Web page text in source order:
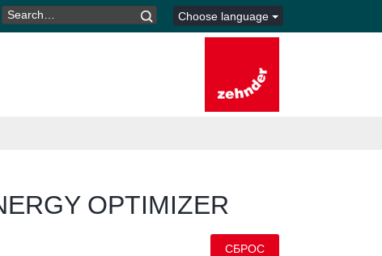
SEARCH
FOR:
Choose language
OPTIMIZER
СБРОС